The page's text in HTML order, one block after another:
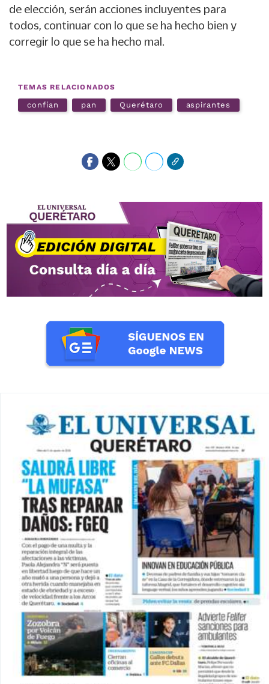
de elección, serán acciones incluyentes para
todos, continuar con lo que se ha hecho bien y
corregir lo que se ha hecho mal.
TEMAS RELACIONADOS
confían pan Querétaro aspirantes